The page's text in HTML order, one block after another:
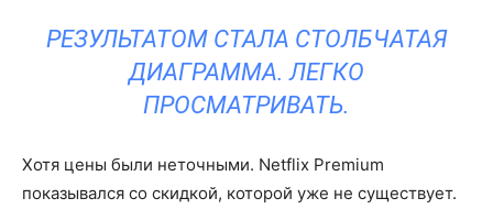
РЕЗУЛЬТАТОМ СТАЛА СТОЛБЧАТАЯ
ДИАГРАММА. ЛЕГКО
ПРОСМАТРИВАТЬ.
Хотя цены были неточными. Netflix Premium
показывался со скидкой, которой уже не существует.